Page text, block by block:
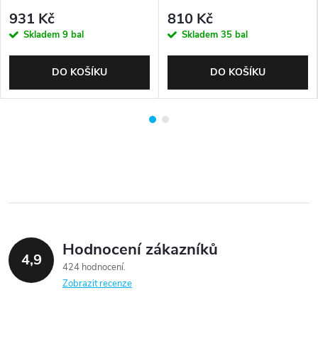
931 Kč
Skladem 9 bal
DO KOŠÍKU
810 Kč
Skladem 35 bal
DO KOŠÍKU
4,9 Hodnocení zákazníků
424 hodnocení
Zobrazit recenze